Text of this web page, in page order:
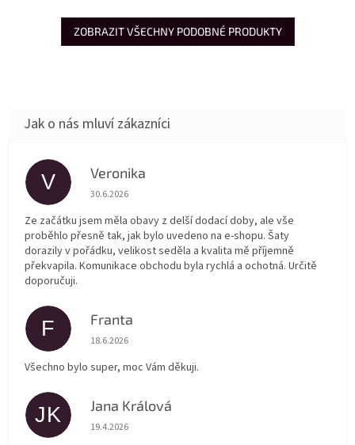
ZOBRAZIT VŠECHNY PODOBNÉ PRODUKTY
V Veronika
Hodnocení obchodu je 5 z 5 hvězdiček.
30.6.2026
Ze začátku jsem měla obavy z delší dodací doby, ale vše
proběhlo přesně tak, jak bylo uvedeno na e-shopu. Šaty
dorazily v pořádku, velikost seděla a kvalita mě příjemně
překvapila. Komunikace obchodu byla rychlá a ochotná. Určitě
doporučuji.
F Franta
Hodnocení obchodu je 5 z 5 hvězdiček.
18.6.2026
Všechno bylo super, moc Vám děkuji.
JK Jana Králová
Hodnocení obchodu je 5 z 5 hvězdiček.
19.4.2026